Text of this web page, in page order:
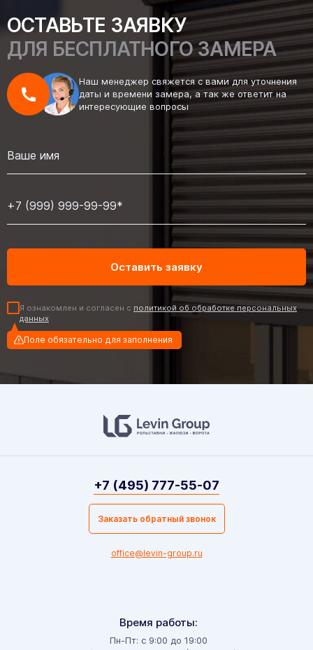
ОСТАВЬТЕ ЗАЯВКУ
ДЛЯ БЕСПЛАТНОГО ЗАМЕРА
Наш менеджер свяжется с вами для уточнения
даты и времени замера, а так же ответит на
интересующие вопросы
Я ознакомлен и согласен с политикой об обработке персональных
данных
Поле обязательно для заполнения
Время работы:
Пн-Пт: с 9:00 до 19:00
+7 (495) 777-55-07
Заказать обратный звонок
office@levin-group.ru